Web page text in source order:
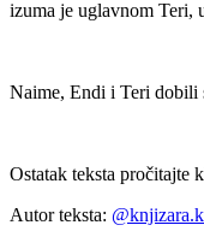
izuma je uglavnom Teri,
Naime, Endi i Teri dobili
Ostatak teksta pročitajte
Autor teksta: